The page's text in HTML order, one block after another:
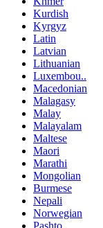
Kurdish
Kyrgyz
Latin
Latvian
Lithuanian
Luxembou..
Macedonian
Malagasy
Malay
Malayalam
Maltese
Maori
Marathi
Mongolian
Burmese
Nepali
Norwegian